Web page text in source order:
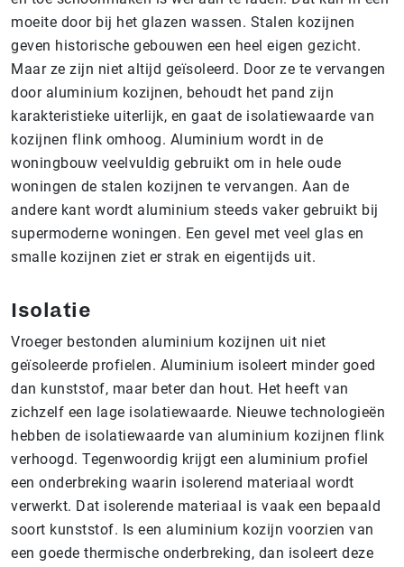
moeite door bij het glazen wassen. Stalen kozijnen
geven historische gebouwen een heel eigen gezicht.
Maar ze zijn niet altijd geïsoleerd. Door ze te vervangen
door aluminium kozijnen, behoudt het pand zijn
karakteristieke uiterlijk, en gaat de isolatiewaarde van
kozijnen flink omhoog. Aluminium wordt in de
woningbouw veelvuldig gebruikt om in hele oude
woningen de stalen kozijnen te vervangen. Aan de
andere kant wordt aluminium steeds vaker gebruikt bij
supermoderne woningen. Een gevel met veel glas en
smalle kozijnen ziet er strak en eigentijds uit.
Isolatie
Vroeger bestonden aluminium kozijnen uit niet
geïsoleerde profielen. Aluminium isoleert minder goed
dan kunststof, maar beter dan hout. Het heeft van
zichzelf een lage isolatiewaarde. Nieuwe technologieën
hebben de isolatiewaarde van aluminium kozijnen flink
verhoogd. Tegenwoordig krijgt een aluminium profiel
een onderbreking waarin isolerend materiaal wordt
verwerkt. Dat isolerende materiaal is vaak een bepaald
soort kunststof. Is een aluminium kozijn voorzien van
een goede thermische onderbreking, dan isoleert deze